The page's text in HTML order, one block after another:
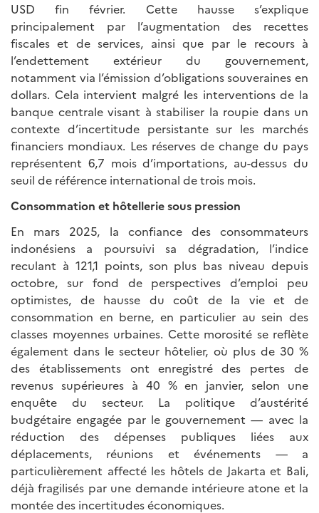
USD fin février. Cette hausse s’explique
principalement par l’augmentation des recettes
fiscales et de services, ainsi que par le recours à
l’endettement extérieur du gouvernement,
notamment via l’émission d’obligations souveraines en
dollars. Cela intervient malgré les interventions de la
banque centrale visant à stabiliser la roupie dans un
contexte d’incertitude persistante sur les marchés
financiers mondiaux. Les réserves de change du pays
représentent 6,7 mois d’importations, au-dessus du
seuil de référence international de trois mois.
Consommation et hôtellerie sous pression
En mars 2025, la confiance des consommateurs
indonésiens a poursuivi sa dégradation, l’indice
reculant à 121,1 points, son plus bas niveau depuis
octobre, sur fond de perspectives d’emploi peu
optimistes, de hausse du coût de la vie et de
consommation en berne, en particulier au sein des
classes moyennes urbaines. Cette morosité se reflète
également dans le secteur hôtelier, où plus de 30 %
des établissements ont enregistré des pertes de
revenus supérieures à 40 % en janvier, selon une
enquête du secteur. La politique d’austérité
budgétaire engagée par le gouvernement — avec la
réduction des dépenses publiques liées aux
déplacements, réunions et événements — a
particulièrement affecté les hôtels de Jakarta et Bali,
déjà fragilisés par une demande intérieure atone et la
montée des incertitudes économiques.